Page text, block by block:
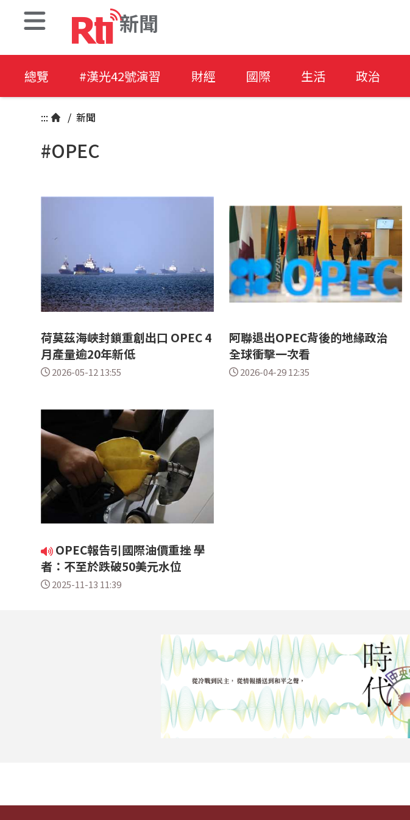
新聞
總覽 #漢光42號演習 財經 國際 生活 政治
::: / 新聞
#OPEC
荷莫茲海峽封鎖重創出口 OPEC 4
月產量逾20年新低
2026-05-12 13:55
阿聯退出OPEC背後的地緣政治
全球衝擊一次看
2026-04-29 12:35
OPEC報告引國際油價重挫 學
者：不至於跌破50美元水位
2025-11-13 11:39